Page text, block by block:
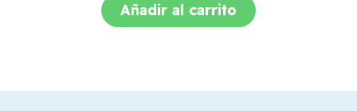
Añadir al carrito